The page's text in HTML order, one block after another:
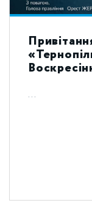
...